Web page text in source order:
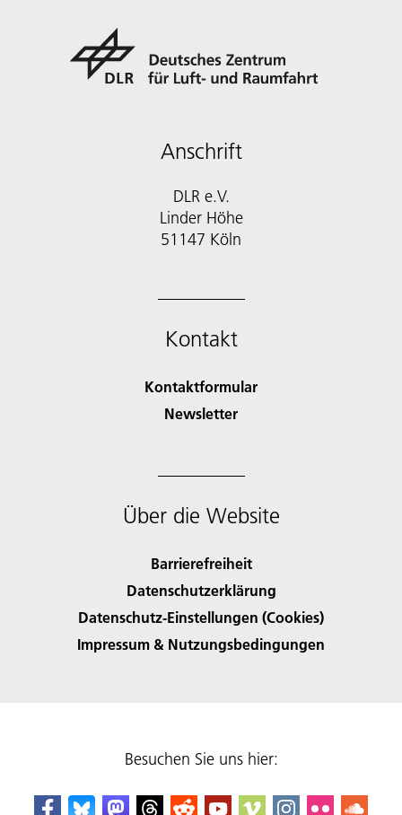
Anschrift
DLR e.V.
Linder Höhe
51147 Köln
Kontakt
Kontaktformular
Newsletter
Über die Website
Barrierefreiheit
Datenschutzerklärung
Datenschutz-Einstellungen (Cookies)
Impressum & Nutzungsbedingungen
Besuchen Sie uns hier: